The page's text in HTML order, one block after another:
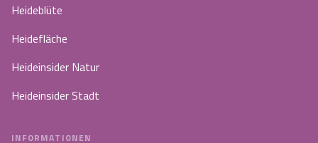
Heideblüte
Heidefläche
Heideinsider Natur
Heideinsider Stadt
INFORMATIONEN